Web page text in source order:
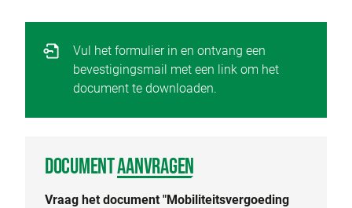
Vul het formulier in en ontvang een
bevestigingsmail met een link om het
document te downloaden.
DOCUMENTAANVRAGEN
Vraag het document "Mobiliteitsvergoeding